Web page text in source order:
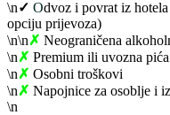
\n✓ Odvoz i povrat iz
opciju prijevoza)
\n\n✗ Neograničena
\n✗ Premium ili uvozna pića
\n✗ Osobni troškovi
\n✗ Napojnice za osoblje i
\n